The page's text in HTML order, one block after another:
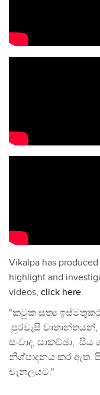
Vikalpa has
highlight and
videos, click here.
"කටුක සත්‍ය
පුරවැසි
සංවාද, සාකච්ඡා,
නිශ්පාදනය කර ඇත.
චැනලයට."